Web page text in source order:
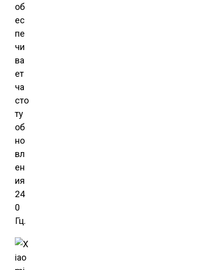
об
ес
пе
чи
ва
ет
ча
сто
ту
об
но
вл
ен
ия
24
0
Гц.